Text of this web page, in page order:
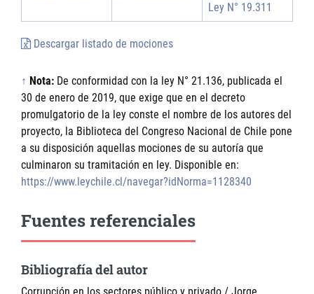
Ley N° 19.311
Descargar listado de mociones
↑ Nota: De conformidad con la ley N° 21.136, publicada el
30 de enero de 2019, que exige que en el decreto
promulgatorio de la ley conste el nombre de los autores del
proyecto, la Biblioteca del Congreso Nacional de Chile pone
a su disposición aquellas mociones de su autoría que
culminaron su tramitación en ley. Disponible en:
https://www.leychile.cl/navegar?idNorma=1128340
Fuentes referenciales
Bibliografía del autor